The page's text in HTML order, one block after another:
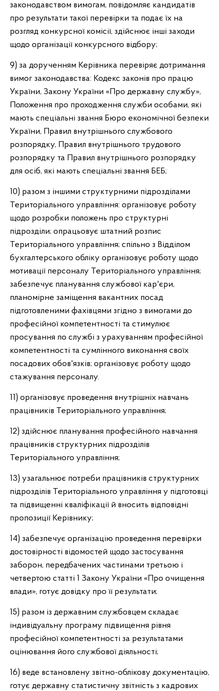
законодавством вимогам, повідомляє кандидатів
про результати такої перевірки та подає їх на
розгляд конкурсної комісії, здійснює інші заходи
щодо організації конкурсного відбору;
9) за дорученням Керівника перевіряє дотримання
вимог законодавства: Кодекс законів про працю
України, Закону України «Про державну службу»,
Положення про проходження служби особами, які
мають спеціальні звання Бюро економічної безпеки
України, Правил внутрішнього службового
розпорядку, Правил внутрішнього трудового
розпорядку та Правил внутрішнього розпорядку
для осіб, які мають спеціальні звання БЕБ;
10) разом з іншими структурними підрозділами
Територіального управління: організовує роботу
щодо розробки положень про структурні
підрозділи; опрацьовує штатний розпис
Територіального управління; спільно з Відділом
бухгалтерського обліку організовує роботу щодо
мотивації персоналу Територіального управління;
забезпечує планування службової кар'єри,
планомірне заміщення вакантних посад
підготовленими фахівцями згідно з вимогами до
професійної компетентності та стимулює
просування по службі з урахуванням професійної
компетентності та сумлінного виконання своїх
посадових обов'язків; організовує роботу щодо
стажування персоналу.
11) організовує проведення внутрішніх навчань
працівників Територіального управління;
12) здійснює планування професійного навчання
працівників структурних підрозділів
Територіального управління;
13) узагальнює потреби працівників структурних
підрозділів Територіального управління у підготовці
та підвищенні кваліфікації й вносить відповідні
пропозиції Керівнику;
14) забезпечує організацію проведення перевірки
достовірності відомостей щодо застосування
заборон, передбачених частинами третьою і
четвертою статті 1 Закону України «Про очищення
влади», готує довідку про її результати;
15) разом із державним службовцем складає
індивідуальну програму підвищення рівня
професійної компетентності за результатами
оцінювання його службової діяльності;
16) веде встановлену звітно-облікову документацію,
готує державну статистичну звітність з кадрових